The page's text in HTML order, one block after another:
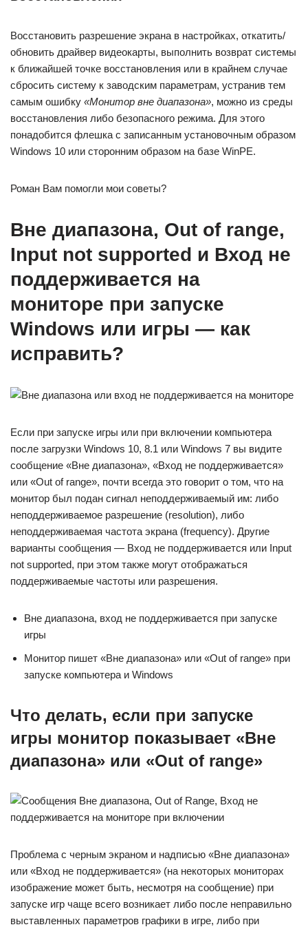
Восстановить разрешение экрана в настройках, откатить/
обновить драйвер видеокарты, выполнить возврат системы
к ближайшей точке восстановления или в крайнем случае
сбросить систему к заводским параметрам, устранив тем
самым ошибку «Монитор вне диапазона», можно из среды
восстановления либо безопасного режима. Для этого
понадобится флешка с записанным установочным образом
Windows 10 или сторонним образом на базе WinPE.
Роман Вам помогли мои советы?
Вне диапазона, Out of range,
Input not supported и Вход не
поддерживается на
мониторе при запуске
Windows или игры — как
исправить?
Если при запуске игры или при включении компьютера
после загрузки Windows 10, 8.1 или Windows 7 вы видите
сообщение «Вне диапазона», «Вход не поддерживается»
или «Out of range», почти всегда это говорит о том, что на
монитор был подан сигнал неподдерживаемый им: либо
неподдерживаемое разрешение (resolution), либо
неподдерживаемая частота экрана (frequency). Другие
варианты сообщения — Вход не поддерживается или Input
not supported, при этом также могут отображаться
поддерживаемые частоты или разрешения.
Вне диапазона, вход не поддерживается при запуске
игры
Монитор пишет «Вне диапазона» или «Out of range» при
запуске компьютера и Windows
Что делать, если при запуске
игры монитор показывает «Вне
диапазона» или «Out of range»
Проблема с черным экраном и надписью «Вне диапазона»
или «Вход не поддерживается» (на некоторых мониторах
изображение может быть, несмотря на сообщение) при
запуске игр чаще всего возникает либо после неправильно
выставленных параметров графики в игре, либо при